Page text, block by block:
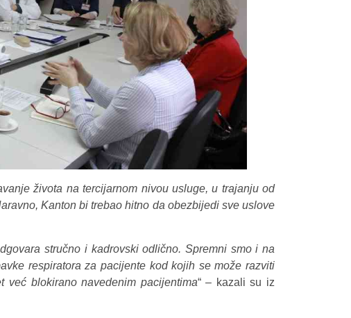
života na tercijarnom nivou usluge, u trajanju od
Kanton bi trebao hitno da obezbijedi sve uslove
stručno i kadrovski odlično. Spremni smo i na
respiratora za pacijente kod kojih se može razviti
blokirano navedenim pacijentima“ – kazali su iz